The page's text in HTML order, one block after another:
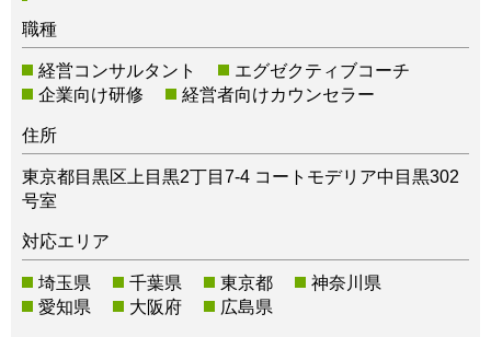
職種
経営コンサルタント
エグゼクティブコーチ
企業向け研修
経営者向けカウンセラー
住所
東京都目黒区上目黒2丁目7-4 コートモデリア中目黒302
号室
対応エリア
埼玉県 千葉県 東京都
神奈川県
愛知県
大阪府 広島県